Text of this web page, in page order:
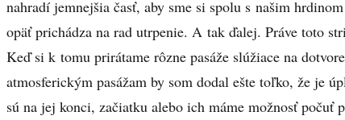
nahradí jemnejšia časť, aby sme si spolu s našim
opäť prichádza na rad utrpenie. A tak ďalej. Práve toto
Keď si k tomu prirátame rôzne pasáže slúžiace na
atmosferickým pasážam by som dodal ešte toľko, že je
sú na jej konci, začiatku alebo ich máme možnosť počuť